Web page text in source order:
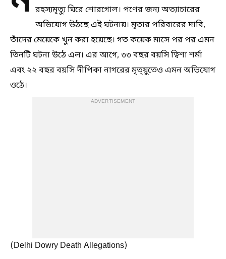
রহস্যমৃত্যু ঘিরে শোরগোল। পণের জন্য অত্যাচারের
অভিযোগ উঠছে এই ঘটনায়। মৃতার পরিবারের দাবি,
তাঁদের মেয়েকে খুন করা হয়েছে। গত কয়েক মাসে পর পর এমন
তিনটি ঘটনা উঠে এল। এর আগে, ৩৩ বছর বয়সি ত্বিশা শর্মা
এবং ২২ বছর বয়সি দীপিকা নাগরের মৃত্য়ুতেও এমন অভিযোগ
ওঠে।
ADVERTISEMENT
(Delhi Dowry Death Allegations)